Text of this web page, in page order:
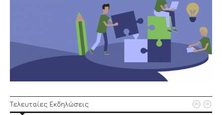
Τελευταίες Εκδηλώσεις  